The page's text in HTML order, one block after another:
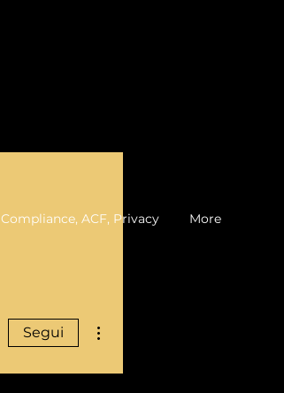
Compliance, ACF, Privacy More
Segui